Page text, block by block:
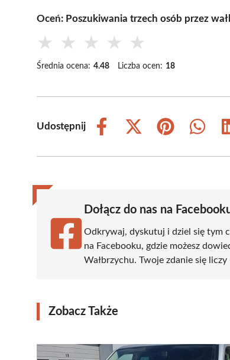
Oceń: Poszukiwania trzech osób przez
★ ★ ★ ★ ★
Średnia ocena: 4.48 Liczba ocen: 18
Udostępnij
Share
Share
(Twitter)
Share
Share
Dołącz do nas na
Odkrywaj, dyskutuj i dziel się tym
na Facebooku, gdzie możesz
Wałbrzychu. Twoje zdanie się
Zobacz Także